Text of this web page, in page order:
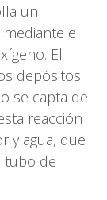
un
el
El
depósitos
se capta del
reacción
y agua, que
tubo de